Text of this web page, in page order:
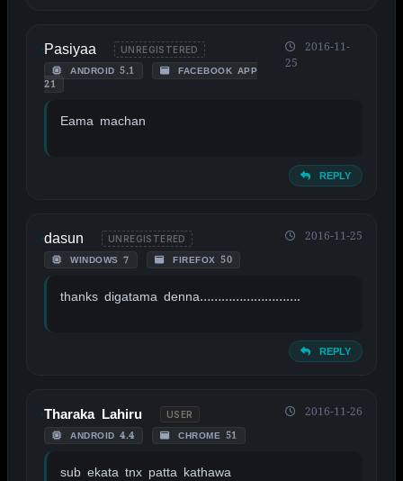
Pasiyaa UNREGISTERED
ANDROID 5.1
FACEBOOK APP
21
2016-11-
25
Eama machan
REPLY
dasun UNREGISTERED
WINDOWS 7 FIREFOX 50
2016-11-25
thanks digatama denna……………………….
REPLY
Tharaka Lahiru USER
ANDROID 4.4 CHROME 51
2016-11-26
sub ekata tnx patta kathawa